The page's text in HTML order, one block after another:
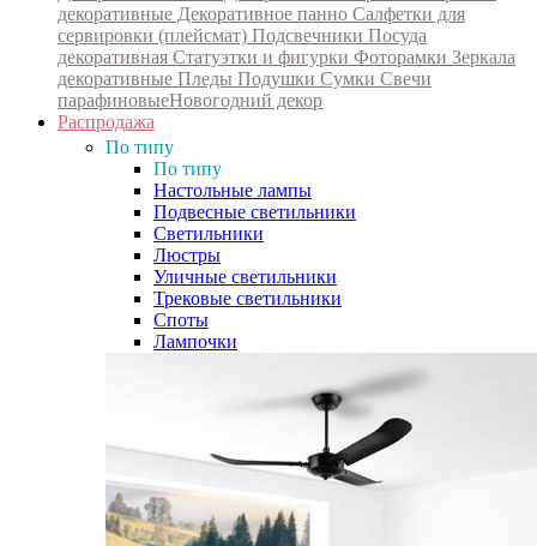
декоративные Декоративное панно Салфетки для
сервировки (плейсмат) Подсвечники Посуда
декоративная Статуэтки и фигурки Фоторамки Зеркала
декоративные Пледы Подушки Сумки Свечи
парафиновыеНовогодний декор
Распродажа
По типу
По типу
Настольные лампы
Подвесные светильники
Светильники
Люстры
Уличные светильники
Трековые светильники
Споты
Лампочки